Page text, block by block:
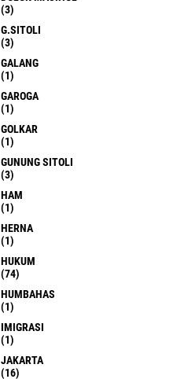
(3)
G.SITOLI
(3)
GALANG
(1)
GAROGA
(1)
GOLKAR
(1)
GUNUNG SITOLI
(3)
HAM
(1)
HERNA
(1)
HUKUM
(74)
HUMBAHAS
(1)
IMIGRASI
(1)
JAKARTA
(16)